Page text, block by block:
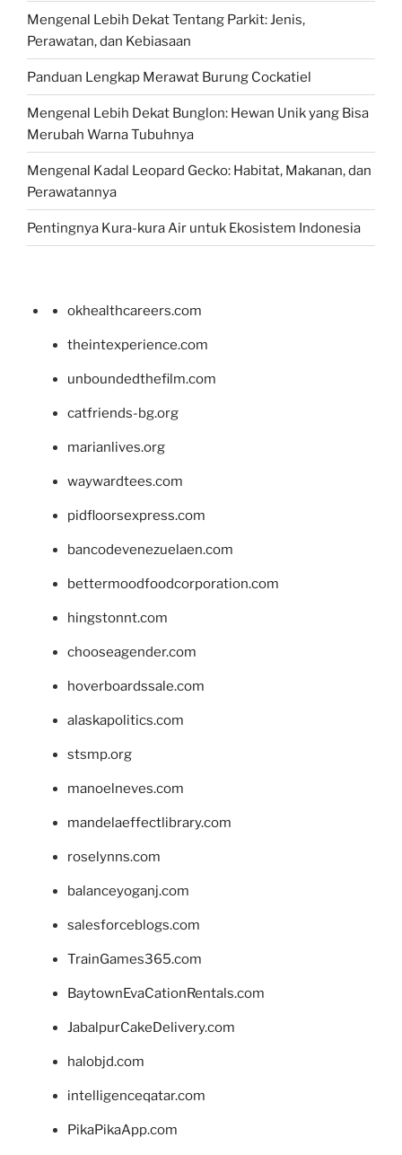
Mengenal Lebih Dekat Tentang Parkit: Jenis,
Perawatan, dan Kebiasaan
Panduan Lengkap Merawat Burung Cockatiel
Mengenal Lebih Dekat Bunglon: Hewan Unik yang Bisa
Merubah Warna Tubuhnya
Mengenal Kadal Leopard Gecko: Habitat, Makanan, dan
Perawatannya
Pentingnya Kura-kura Air untuk Ekosistem Indonesia
okhealthcareers.com
theintexperience.com
unboundedthefilm.com
catfriends-bg.org
marianlives.org
waywardtees.com
pidfloorsexpress.com
bancodevenezuelaen.com
bettermoodfoodcorporation.com
hingstonnt.com
chooseagender.com
hoverboardssale.com
alaskapolitics.com
stsmp.org
manoelneves.com
mandelaeffectlibrary.com
roselynns.com
balanceyoganj.com
salesforceblogs.com
TrainGames365.com
BaytownEvaCationRentals.com
JabalpurCakeDelivery.com
halobjd.com
intelligenceqatar.com
PikaPikaApp.com